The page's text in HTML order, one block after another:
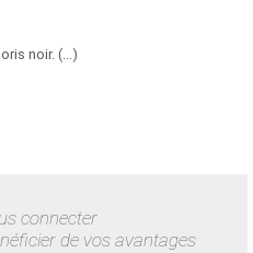
noir. (...)
connecter
de vos avantages